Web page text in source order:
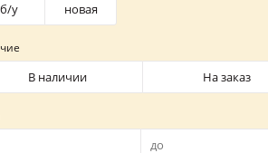
б/y новая
В наличии На заказ